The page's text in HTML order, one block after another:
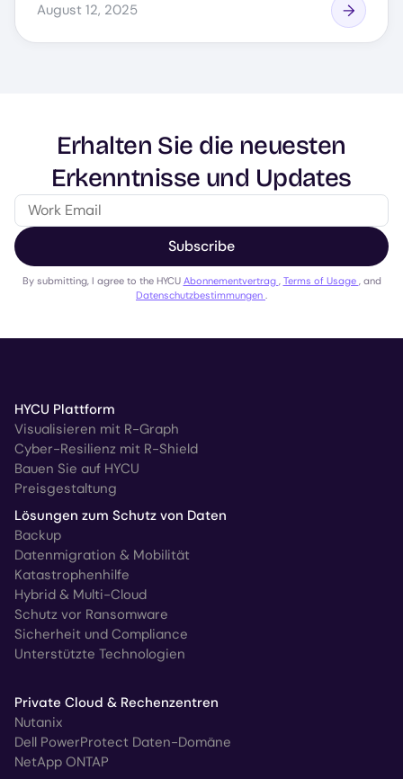
August 12, 2025
Erhalten Sie die neuesten
Erkenntnisse und Updates
Subscribe
By submitting, I agree to the HYCU Abonnementvertrag , Terms of Usage , and
Datenschutzbestimmungen .
HYCU Plattform
Visualisieren mit R-Graph
Cyber-Resilienz mit R-Shield
Bauen Sie auf HYCU
Preisgestaltung
Lösungen zum Schutz von Daten
Backup
Datenmigration & Mobilität
Katastrophenhilfe
Hybrid & Multi-Cloud
Schutz vor Ransomware
Sicherheit und Compliance
Unterstützte Technologien
Private Cloud & Rechenzentren
Nutanix
Dell PowerProtect Daten-Domäne
NetApp ONTAP